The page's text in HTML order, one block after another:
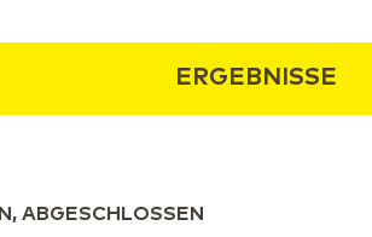
ERGEBNISSE
ABGESCHLOSSEN